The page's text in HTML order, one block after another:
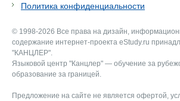
Политика конфиденциальности
© 1998-2026 Все права на дизайн,
содержание интернет-проекта eStudy.ru
"КАНЦЛЕР".
Языковой центр "Канцлер" — обучение за
образование за границей.
Предложение на сайте не является офертой,